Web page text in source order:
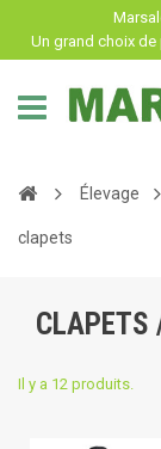
Un grand choix
Élevage
clapets
CLAPETS
Il y a 12 produits.
Panneau de gestion